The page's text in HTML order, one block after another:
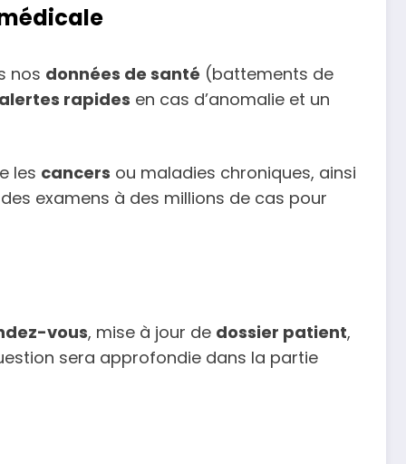
nos données de santé (battements de
alertes rapides en cas d’anomalie et un
les cancers ou maladies chroniques, ainsi
examens à des millions de cas pour
vous, mise à jour de dossier patient,
sera approfondie dans la partie